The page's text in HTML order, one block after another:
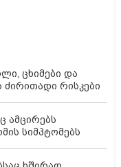
ცხიმები და
ძირითადი რისკები
ამცირებს
სიმპტომებს